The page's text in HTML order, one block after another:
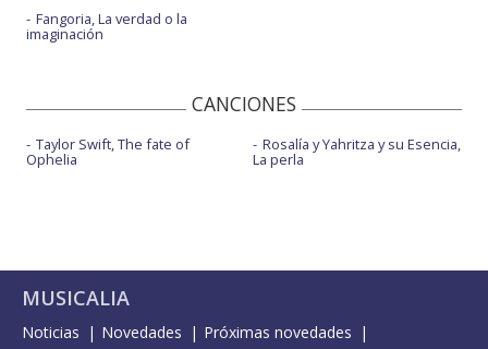
Fangoria, La verdad o la
imaginación
CANCIONES
Taylor Swift, The fate of
Ophelia
Rosalía y Yahritza y su Esencia,
La perla
MUSICALIA
Noticias Novedades
Próximas novedades